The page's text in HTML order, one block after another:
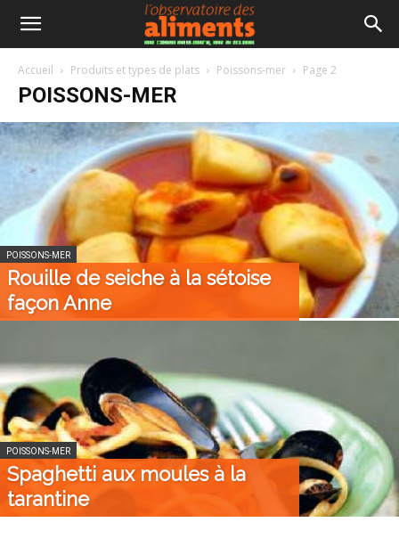
Accueil Produits et types de plats Poissons-mer Page 2
POISSONS-MER
POISSONS-MER
Rouille de seiche à la sétoise
façon Anne
POISSONS-MER
Spaghetti aux moules à la
tarantine